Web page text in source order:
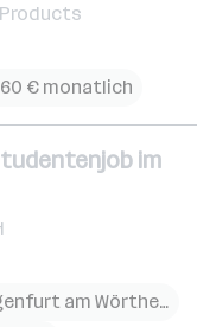
€ monatlich
im
am Wörthersee